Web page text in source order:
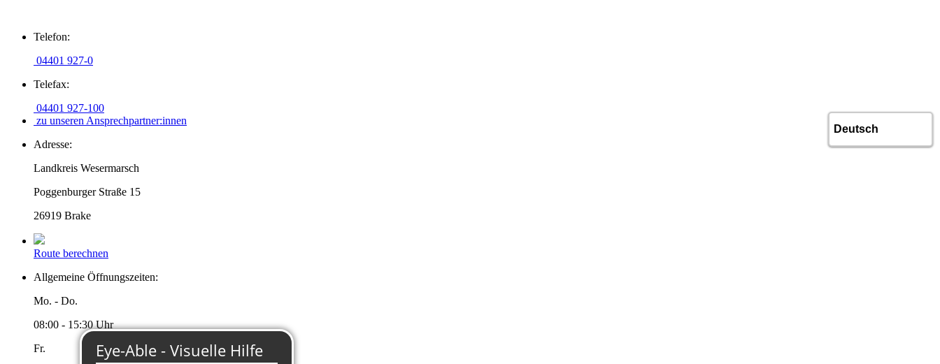
Inhalt
Telefon:
04401 927-0
Telefax:
04401 927-100
zu unseren Ansprechpartner:innen
Adresse:
Landkreis Wesermarsch
Poggenburger Straße 15
26919 Brake
Route berechnen
Allgemeine Öffnungszeiten:
Mo. - Do.
08:00 - 15:30 Uhr
Fr.